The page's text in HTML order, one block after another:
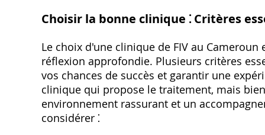
Choisir la bonne clinique ⁚ Critères
Le choix d'une clinique de FIV au
réflexion approfondie. Plusieurs critères
vos chances de succès et garantir une
clinique qui propose le traitement‚ mais
environnement rassurant et un
considérer ⁚